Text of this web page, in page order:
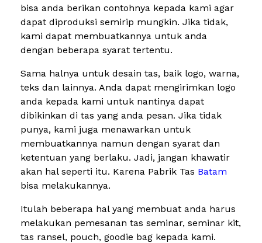
bisa anda berikan contohnya kepada kami agar
dapat diproduksi semirip mungkin. Jika tidak,
kami dapat membuatkannya untuk anda
dengan beberapa syarat tertentu.
Sama halnya untuk desain tas, baik logo, warna,
teks dan lainnya. Anda dapat mengirimkan logo
anda kepada kami untuk nantinya dapat
dibikinkan di tas yang anda pesan. Jika tidak
punya, kami juga menawarkan untuk
membuatkannya namun dengan syarat dan
ketentuan yang berlaku. Jadi, jangan khawatir
akan hal seperti itu. Karena Pabrik Tas Batam
bisa melakukannya.
Itulah beberapa hal yang membuat anda harus
melakukan pemesanan tas seminar, seminar kit,
tas ransel, pouch, goodie bag kepada kami.